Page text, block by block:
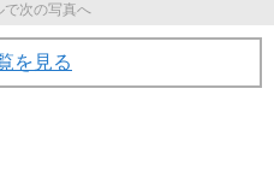
で次の写真へ
を見る